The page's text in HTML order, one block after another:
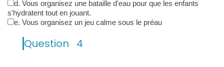
d. Vous organisez une bataille d'eau pour que les enfants
s'hydratent tout en jouant.
e. Vous organisez un jeu calme sous le préau
Question 4